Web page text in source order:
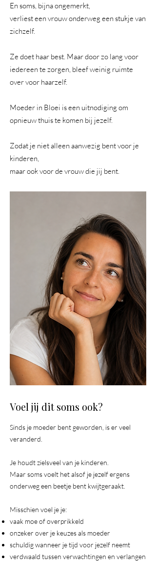
En soms, bijna ongemerkt,
verliest een vrouw onderweg een stukje van
zichzelf.
Ze doet haar best. Maar door zo lang voor
iedereen te zorgen, bleef weinig ruimte
over voor haarzelf.
Moeder in Bloei is een uitnodiging om
opnieuw thuis te komen bij jezelf.
Zodat je niet alleen aanwezig bent voor je
kinderen,
maar ook voor de vrouw die jij bent.
Voel jij dit soms ook?
Sinds je moeder bent geworden, is er veel
veranderd.
Je houdt zielsveel van je kinderen.
Maar soms voelt het alsof je jezelf ergens
onderweg een beetje bent kwijtgeraakt.
Misschien voel je je:
vaak moe of overprikkeld
onzeker over je keuzes als moeder
schuldig wanneer je tijd voor jezelf neemt
verdwaald tussen verwachtingen en verlangen